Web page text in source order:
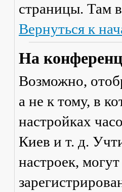
страницы. Там
Вернуться к
На
Возможно,
а не к тому, в
настройках
Киев и т. д.
настроек,